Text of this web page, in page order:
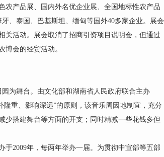
农产品展、国内外名优企业展、全国地标性农产品
、泰国、巴基斯坦、缅甸等国外40多家企业。展会
关活动。展会取消了招商引资项目说明会，但通过
农博会的经贸活动。
舞台。由文化部和湖南省人民政府联合主办
隆重、影响深远”的原则，该音乐周因地制宜，充分
少搭建舞台等方面的开支；同时精减一些花钱多但
2009年，每两年举办一届。为贯彻中宣部等五部